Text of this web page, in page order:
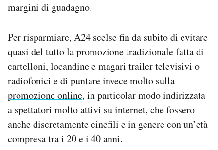
margini di guadagno.
Per risparmiare, A24 scelse fin da subito di evitare
quasi del tutto la promozione tradizionale fatta di
cartelloni, locandine e magari trailer televisivi o
radiofonici e di puntare invece molto sulla
promozione online, in particolar modo indirizzata
a spettatori molto attivi su internet, che fossero
anche discretamente cinefili e in genere con un’età
compresa tra i 20 e i 40 anni.